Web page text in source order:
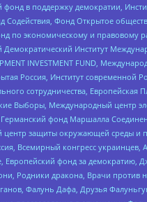
в поддержку демократии,
Содействия, Фонд Открытое
по экономическому и правовому
Демократический Институт
INVESTMENT FUND,
Россия, Институт современной
сотрудничества, Европейская
Выборы, Международный центр
Германский фонд Маршалла
центр защиты окружающей среды и
Всемирный конгресс украинцев,
Европейский фонд за демократию,
Родники дракона, Врачи против
Фалунь Дафа, Друзья